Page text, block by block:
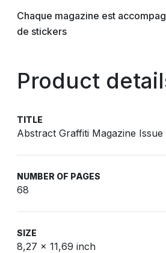
Chaque magazine est
de stickers
Product
TITLE
Abstract Graffiti Magazine Issue
NUMBER OF PAGES
68
SIZE
8,27 x 11,69 inch